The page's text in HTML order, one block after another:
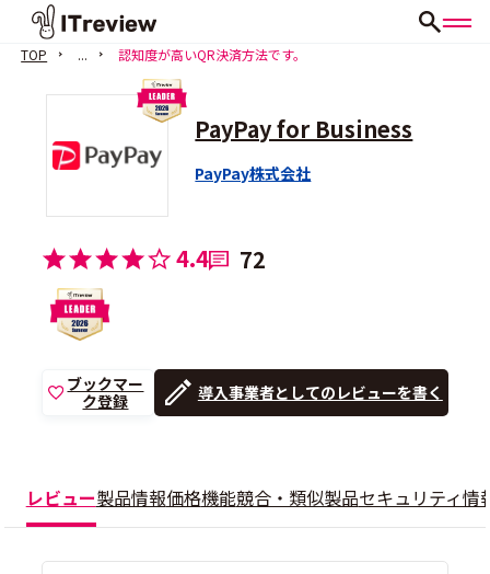
TOP ... 認知度が高いQR決済方法です。
PayPay for Business
PayPay株式会社
4.4 72
ブックマー
ク登録
導入事業者としてのレビューを書く
レビュー製品情報価格機能競合・類似製品セキュリティ情